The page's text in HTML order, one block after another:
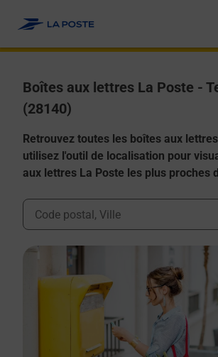
Boîtes aux lettres La Poste -
(28140)
Retrouvez toutes les boîtes aux
utilisez l'outil de localisation pour
aux lettres La Poste les plus proches
Ville, Département, Code Postal